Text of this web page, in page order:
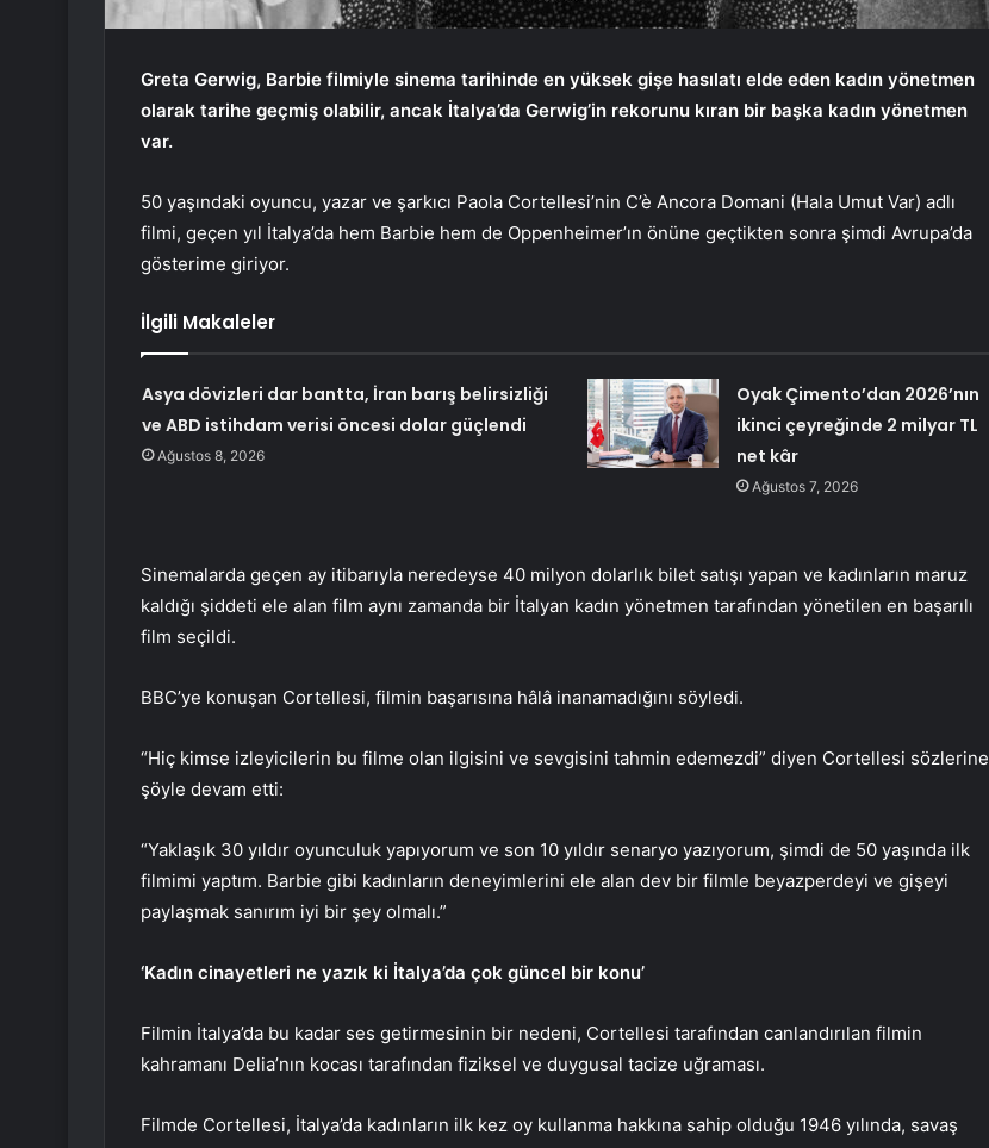
Greta Gerwig, Barbie filmiyle sinema tarihinde en yüksek gişe hasılatı elde eden kadın yönetmen
olarak tarihe geçmiş olabilir, ancak İtalya’da Gerwig’in rekorunu kıran bir başka kadın yönetmen
var.
50 yaşındaki oyuncu, yazar ve şarkıcı Paola Cortellesi’nin C’è Ancora Domani (Hala Umut Var) adlı
filmi, geçen yıl İtalya’da hem Barbie hem de Oppenheimer’ın önüne geçtikten sonra şimdi Avrupa’da
gösterime giriyor.
İlgili Makaleler
Asya dövizleri dar bantta, İran barış belirsizliği
ve ABD istihdam verisi öncesi dolar güçlendi
Ağustos 8, 2026
Oyak Çimento’dan 2026’nın
ikinci çeyreğinde 2 milyar TL
net kâr
Ağustos 7, 2026
Sinemalarda geçen ay itibarıyla neredeyse 40 milyon dolarlık bilet satışı yapan ve kadınların maruz
kaldığı şiddeti ele alan film aynı zamanda bir İtalyan kadın yönetmen tarafından yönetilen en başarılı
film seçildi.
BBC’ye konuşan Cortellesi, filmin başarısına hâlâ inanamadığını söyledi.
“Hiç kimse izleyicilerin bu filme olan ilgisini ve sevgisini tahmin edemezdi” diyen Cortellesi sözlerine
şöyle devam etti:
“Yaklaşık 30 yıldır oyunculuk yapıyorum ve son 10 yıldır senaryo yazıyorum, şimdi de 50 yaşında ilk
filmimi yaptım. Barbie gibi kadınların deneyimlerini ele alan dev bir filmle beyazperdeyi ve gişeyi
paylaşmak sanırım iyi bir şey olmalı.”
‘Kadın cinayetleri ne yazık ki İtalya’da çok güncel bir konu’
Filmin İtalya’da bu kadar ses getirmesinin bir nedeni, Cortellesi tarafından canlandırılan filmin
kahramanı Delia’nın kocası tarafından fiziksel ve duygusal tacize uğraması.
Filmde Cortellesi, İtalya’da kadınların ilk kez oy kullanma hakkına sahip olduğu 1946 yılında, savaş